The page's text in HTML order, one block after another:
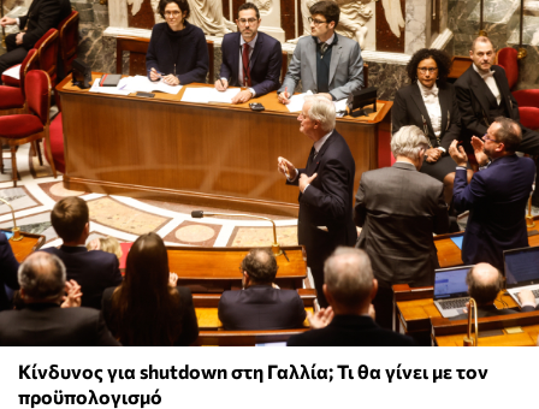
Κίνδυνος για shutdown στη Γαλλία; Τι θα γίνει με τον
προϋπολογισμό